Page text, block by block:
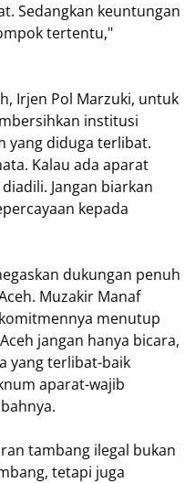
Sedangkan keuntungan
tertentu,"
Irjen Pol Marzuki, untuk
institusi
yang diduga terlibat.
Kalau ada aparat
Jangan biarkan
kepada
dukungan penuh
Muzakir Manaf
menutup
jangan hanya bicara,
yang terlibat-baik
aparat-wajib
tambang ilegal bukan
tetapi juga